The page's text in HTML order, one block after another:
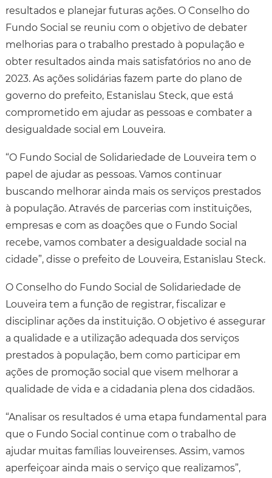
resultados e planejar futuras ações. O Conselho do
Fundo Social se reuniu com o objetivo de debater
melhorias para o trabalho prestado à população e
obter resultados ainda mais satisfatórios no ano de
2023. As ações solidárias fazem parte do plano de
governo do prefeito, Estanislau Steck, que está
comprometido em ajudar as pessoas e combater a
desigualdade social em Louveira.
“O Fundo Social de Solidariedade de Louveira tem o
papel de ajudar as pessoas. Vamos continuar
buscando melhorar ainda mais os serviços prestados
à população. Através de parcerias com instituições,
empresas e com as doações que o Fundo Social
recebe, vamos combater a desigualdade social na
cidade”, disse o prefeito de Louveira, Estanislau Steck.
O Conselho do Fundo Social de Solidariedade de
Louveira tem a função de registrar, fiscalizar e
disciplinar ações da instituição. O objetivo é assegurar
a qualidade e a utilização adequada dos serviços
prestados à população, bem como participar em
ações de promoção social que visem melhorar a
qualidade de vida e a cidadania plena dos cidadãos.
“Analisar os resultados é uma etapa fundamental para
que o Fundo Social continue com o trabalho de
ajudar muitas famílias louveirenses. Assim, vamos
aperfeiçoar ainda mais o serviço que realizamos”,